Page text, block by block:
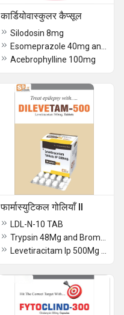
कार्डियोवास्कुलर कैप्सूल
Silodosin 8mg
Acebrophylline 100mg
फार्मास्युटिकल गोलियाँ II
LDL-N-10 TAB